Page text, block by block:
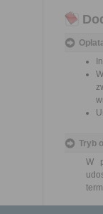
Tryb
W